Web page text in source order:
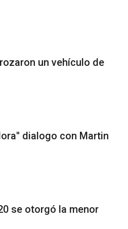
un vehículo de
dialogo con Martin
se otorgó la menor